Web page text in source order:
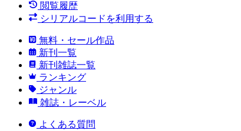
閲覧履歴
シリアルコードを利用する
無料・セール作品
新刊一覧
新刊雑誌一覧
ランキング
ジャンル
雑誌・レーベル
よくある質問